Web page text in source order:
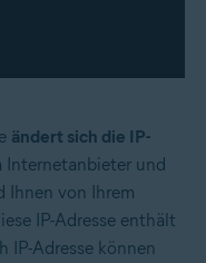
ändert sich die IP-
Internetanbieter und
Ihnen von Ihrem
IP-Adresse enthält
IP-Adresse können